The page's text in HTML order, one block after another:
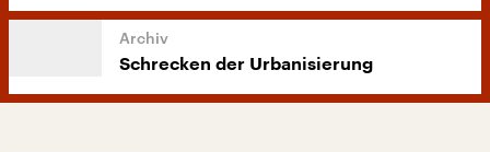
Schrecken der Urbanisierung